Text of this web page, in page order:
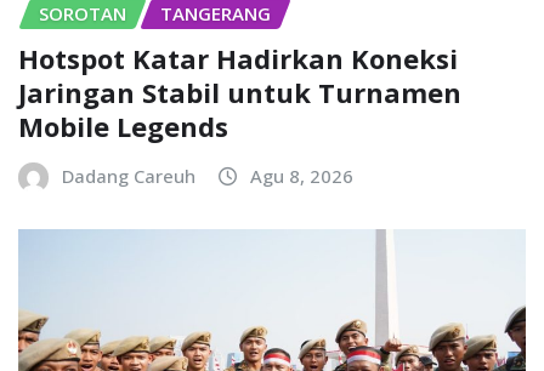
SOROTAN
TANGERANG
Hotspot Katar Hadirkan Koneksi
Jaringan Stabil untuk Turnamen
Mobile Legends
Dadang Careuh Agu 8, 2026